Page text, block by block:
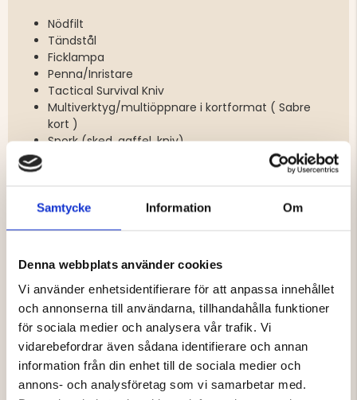
Samtycke Information Om
Denna webbplats använder cookies
Vi använder enhetsidentifierare för att anpassa innehållet
och annonserna till användarna, tillhandahålla funktioner
för sociala medier och analysera vår trafik. Vi
vidarebefordrar även sådana identifierare och annan
information från din enhet till de sociala medier och
annons- och analysföretag som vi samarbetar med.
Nödfilt
Tändstål
Ficklampa
Penna/Inristare
Tactical Survival Kniv
Multiverktyg/multiöppnare i kortformat ( Sabre
kort )
Spork (sked, gaffel, kniv)
Flaskklämma
Varumärke